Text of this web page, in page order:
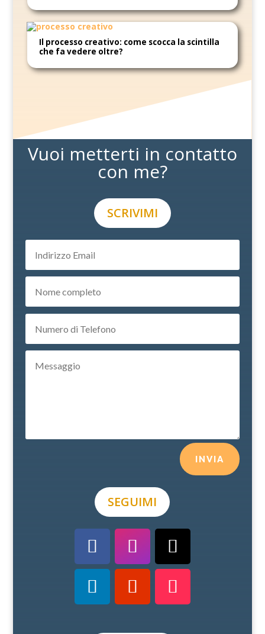
Il processo creativo: come scocca la scintilla
che fa vedere oltre?
Vuoi metterti in contatto
con me?
SCRIVIMI
INVIA
SEGUIMI